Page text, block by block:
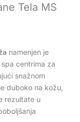
Tela MS
namenjen je
centrima za
snažnom
duboko na kožu,
rezultate u